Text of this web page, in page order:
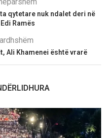
qytetare nuk ndalet deri në
Ramës
Ali Khamenei është vrarë